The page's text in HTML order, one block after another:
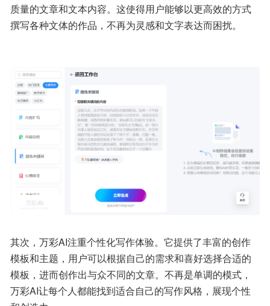
质量的文章和文本内容。这使得用户能够以更高效的方式
撰写各种文体的作品，不再为灵感和文字表达而困扰。
其次，万彩AI注重个性化写作体验。它提供了丰富的创作
模板和主题，用户可以根据自己的需求和喜好选择合适的
模板，进而创作出与众不同的文章。不再是单调的模式，
万彩AI让每个人都能找到适合自己的写作风格，展现个性